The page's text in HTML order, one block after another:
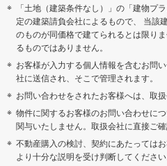
「土地（建築条件なし）」の「建物プ
定の建築請負会社によるもので、 当該
のものが同価格で建てられるとは限り
るものではありません。
お客様が入力する個人情報を含むお問
社に送信され、そこで管理されます。
お問い合わせをされたお客様へは、取
物件に関するお客様のお問い合わせに
関与いたしません。取扱会社に直接ご確
不動産購入の検討、契約にあたっては
より十分な説明を受け判断してください